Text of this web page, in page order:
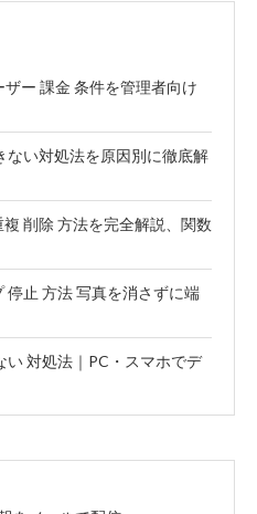
ー 課金 条件を管理者向け
ない対処法を原因別に徹底解
削除 方法を完全解説、関数
停止 方法 写真を消さずに端
い 対処法｜PC・スマホでデ